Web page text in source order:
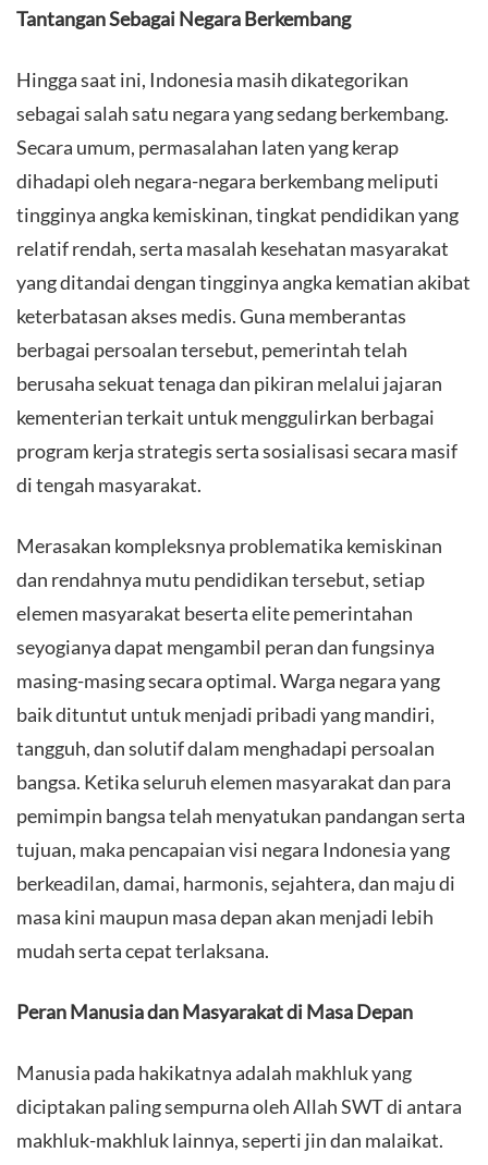
Tantangan Sebagai Negara Berkembang
​Hingga saat ini, Indonesia masih dikategorikan
sebagai salah satu negara yang sedang berkembang.
Secara umum, permasalahan laten yang kerap
dihadapi oleh negara-negara berkembang meliputi
tingginya angka kemiskinan, tingkat pendidikan yang
relatif rendah, serta masalah kesehatan masyarakat
yang ditandai dengan tingginya angka kematian akibat
keterbatasan akses medis. Guna memberantas
berbagai persoalan tersebut, pemerintah telah
berusaha sekuat tenaga dan pikiran melalui jajaran
kementerian terkait untuk menggulirkan berbagai
program kerja strategis serta sosialisasi secara masif
di tengah masyarakat.
​Merasakan kompleksnya problematika kemiskinan
dan rendahnya mutu pendidikan tersebut, setiap
elemen masyarakat beserta elite pemerintahan
seyogianya dapat mengambil peran dan fungsinya
masing-masing secara optimal. Warga negara yang
baik dituntut untuk menjadi pribadi yang mandiri,
tangguh, dan solutif dalam menghadapi persoalan
bangsa. Ketika seluruh elemen masyarakat dan para
pemimpin bangsa telah menyatukan pandangan serta
tujuan, maka pencapaian visi negara Indonesia yang
berkeadilan, damai, harmonis, sejahtera, dan maju di
masa kini maupun masa depan akan menjadi lebih
mudah serta cepat terlaksana.
Peran Manusia dan Masyarakat di Masa Depan
​Manusia pada hakikatnya adalah makhluk yang
diciptakan paling sempurna oleh Allah SWT di antara
makhluk-makhluk lainnya, seperti jin dan malaikat.